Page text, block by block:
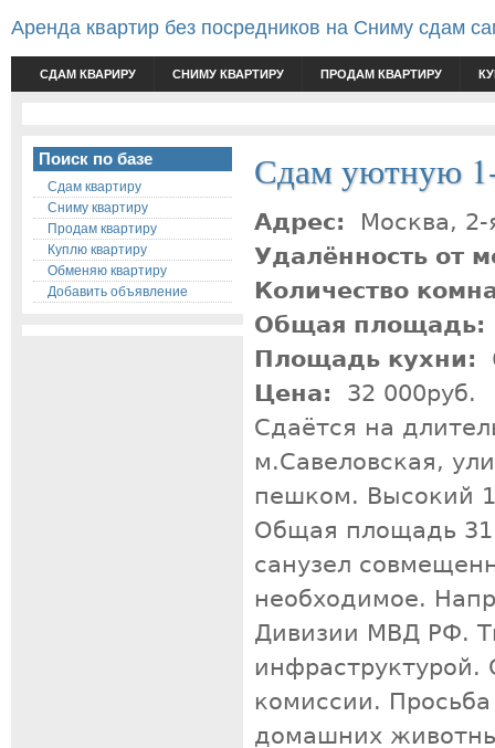
Аренда квартир без посредников на Сниму сдам
СДАМ КВАРИРУ СНИМУ КВАРТИРУ ПРОДАМ КВАРТИРУ
Сдам уютную
Адрес:
Москва,
Удалённость от
Количество
Общая площадь:
Площадь кухни:
Цена:
32 000руб.
Сдаётся на
м.Савеловская,
пешком. Высокий
Общая площадь 31
санузел
необходимое.
Дивизии МВД РФ.
инфраструктурой.
комиссии.
домашних
Поиск по базе
Сдам квартиру
Сниму квартиру
Продам квартиру
Куплю квартиру
Обменяю квартиру
Добавить объявление